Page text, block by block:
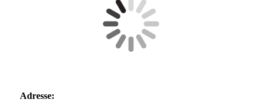
Adresse: